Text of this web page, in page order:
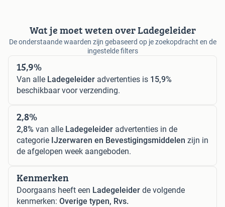
Wat je moet weten over Ladegeleider
De onderstaande waarden zijn gebaseerd op je zoekopdracht en de
ingestelde filters
15,9%
Van alle Ladegeleider advertenties is 15,9%
beschikbaar voor verzending.
2,8%
2,8% van alle Ladegeleider advertenties in de
categorie IJzerwaren en Bevestigingsmiddelen zijn in
de afgelopen week aangeboden.
Kenmerken
Doorgaans heeft een Ladegeleider de volgende
kenmerken: Overige typen, Rvs.